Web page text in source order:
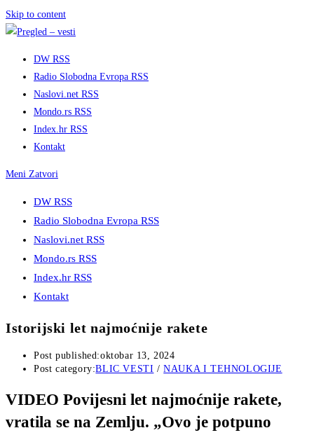
Skip to content
DW RSS
Radio Slobodna Evropa RSS
Naslovi.net RSS
Mondo.rs RSS
Index.hr RSS
Kontakt
Meni Zatvori
DW RSS
Radio Slobodna Evropa RSS
Naslovi.net RSS
Mondo.rs RSS
Index.hr RSS
Kontakt
Istorijski let najmoćnije rakete
Post published:oktobar 13, 2024
Post category:BLIC VESTI / NAUKA I TEHNOLOGIJE
VIDEO Povijesni let najmoćnije rakete,
vratila se na Zemlju. „Ovo je potpuno